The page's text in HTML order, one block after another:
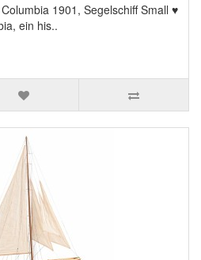
1901, Segelschiff Small ♥
ein his..